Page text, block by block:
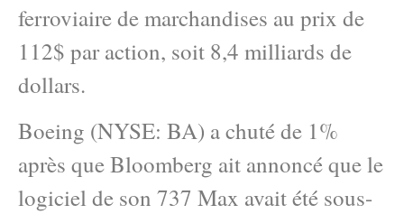
ferroviaire de marchandises au prix de
112$ par action, soit 8,4 milliards de
dollars.
Boeing (NYSE: BA) a chuté de 1%
après que Bloomberg ait annoncé que le
logiciel de son 737 Max avait été sous-